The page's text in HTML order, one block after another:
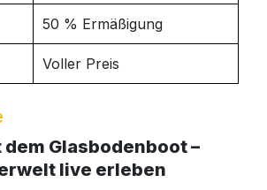
50 % Ermäßigung
Voller Preis
dem Glasbodenboot –
live erleben